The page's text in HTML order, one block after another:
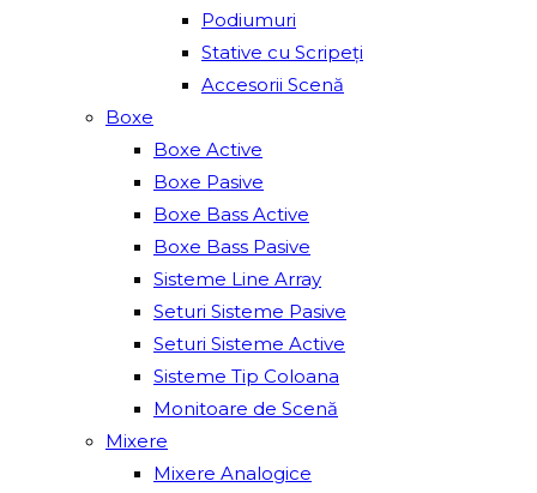
Podiumuri
Stative cu Scripeți
Accesorii Scenă
Boxe
Boxe Active
Boxe Pasive
Boxe Bass Active
Boxe Bass Pasive
Sisteme Line Array
Seturi Sisteme Pasive
Seturi Sisteme Active
Sisteme Tip Coloana
Monitoare de Scenă
Mixere
Mixere Analogice